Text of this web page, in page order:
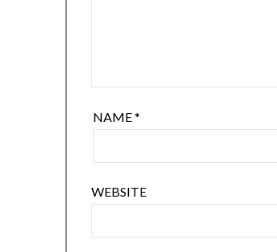
NAME*
WEBSITE